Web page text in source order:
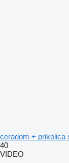
ceradom + prikolica
40
VIDEO